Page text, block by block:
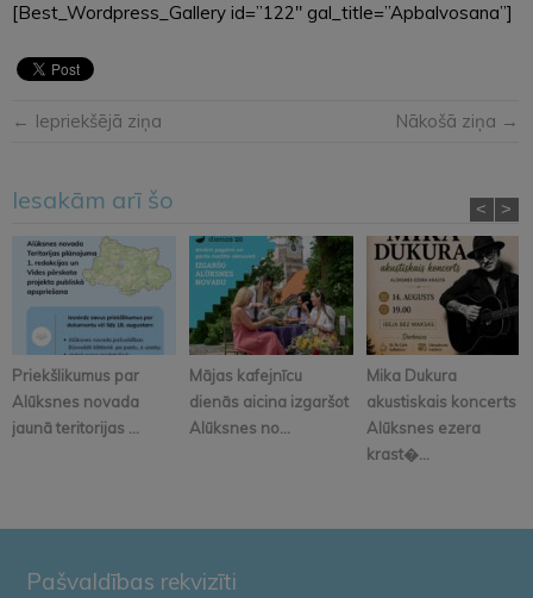
[Best_Wordpress_Gallery id=”122″ gal_title=”Apbalvosana”]
← Iepriekšējā ziņa Nākošā ziņa →
Iesakām arī šo
Priekšlikumus par
Alūksnes novada
jaunā teritorijas ...
Mājas kafejnīcu
dienās aicina izgaršot
Alūksnes no...
Mika Dukura
akustiskais koncerts
Alūksnes ezera
krast�...
< >
Pašvaldības rekvizīti